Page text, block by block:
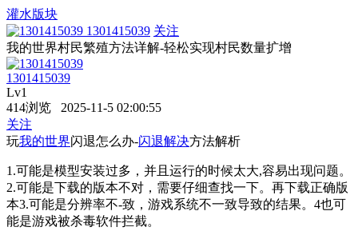
灌水版块
1301415039 关注
我的世界村民繁殖方法详解-轻松实现村民数量扩增
1301415039
Lv1
414浏览 2025-11-5 02:00:55
关注
玩我的世界闪退怎么办-闪退解决方法解析
1.可能是模型安装过多，并且运行的时候太大,容易出现问题。
2.可能是下载的版本不对，需要仔细查找一下。再下载正确版
本3.可能是分辨率不-致，游戏系统不一致导致的结果。4也可
能是游戏被杀毒软件拦截。